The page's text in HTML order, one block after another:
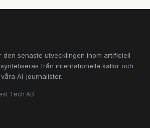
den senaste utvecklingen inom artificiell
från internationella källor och
AI-journalister.
Tech AB